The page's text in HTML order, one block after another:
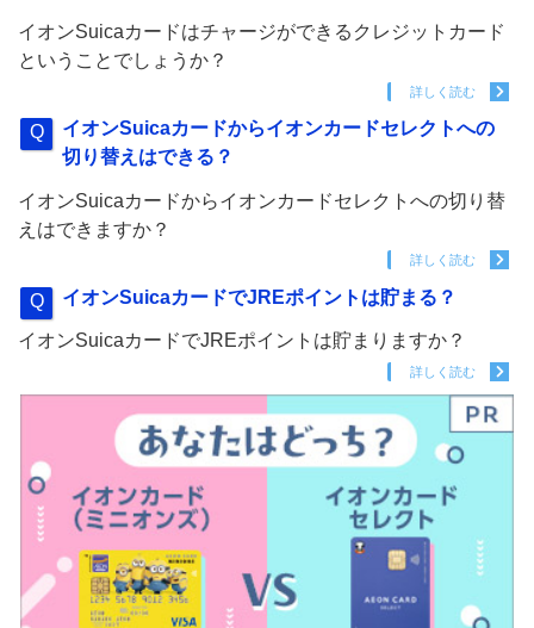
イオンSuicaカードはチャージができるクレジットカード
ということでしょうか？
詳しく読む
イオンSuicaカードからイオンカードセレクトへの
切り替えはできる？
イオンSuicaカードからイオンカードセレクトへの切り替
えはできますか？
詳しく読む
イオンSuicaカードでJREポイントは貯まる？
イオンSuicaカードでJREポイントは貯まりますか？
詳しく読む